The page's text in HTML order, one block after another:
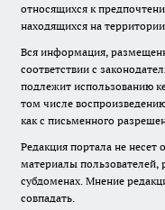
относящихся к
находящихся на
Вся информация,
соответствии с
подлежит использованию
том числе
как с письменного
Редакция портала не несет
материалы пользователей,
субдоменах. Мнение
совпадать.